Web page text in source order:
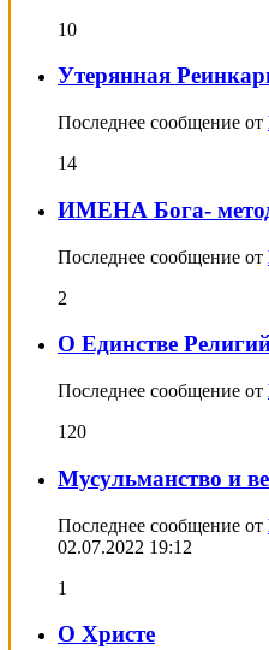
10
Утерянная
Последнее сообщение от
14
ИМЕНА Бога-
Последнее сообщение от
2
О Единстве
Последнее сообщение от
120
Мусульманство и
Последнее сообщение от
02.07.2022 19:12
1
О Христе